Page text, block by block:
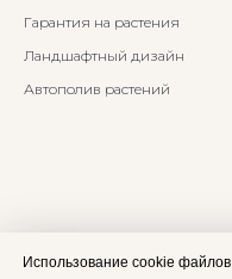
Гарантия на растения
Ландшафтный дизайн
Автополив растений
Использование cookie файлов